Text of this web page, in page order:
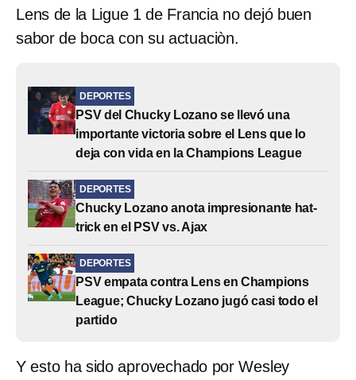
Lens de la Ligue 1 de Francia no dejó buen
sabor de boca con su actuaciòn.
DEPORTES
PSV del Chucky Lozano se llevó una
importante victoria sobre el Lens que lo
deja con vida en la Champions League
DEPORTES
Chucky Lozano anota impresionante hat-
trick en el PSV vs. Ajax
DEPORTES
PSV empata contra Lens en Champions
League; Chucky Lozano jugó casi todo el
partido
Y esto ha sido aprovechado por Wesley